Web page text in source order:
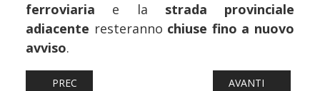
ferroviaria e la strada provinciale
adiacente resteranno chiuse fino a nuovo
avviso.
ARTICOLO PRECEDENTE: FERROVIE: BIELLA – NOVARA,
PREC ARTICOLO
AVANTI